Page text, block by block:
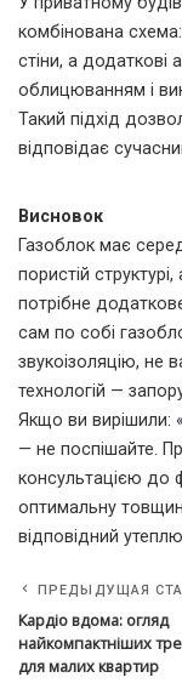
комбінована
стіни, а додаткові
облицюванням і
Такий підхід
відповідає
Висновок
Газоблок має
пористій
потрібне
сам по собі
звукоізоляцію, не
технологій —
Якщо ви вирішили: «
— не поспішайте.
консультацією до
оптимальну
відповідний
ПРЕДЫДУЩАЯ
Кардіо вдома: огляд
найкомпактніших
для малих квартир